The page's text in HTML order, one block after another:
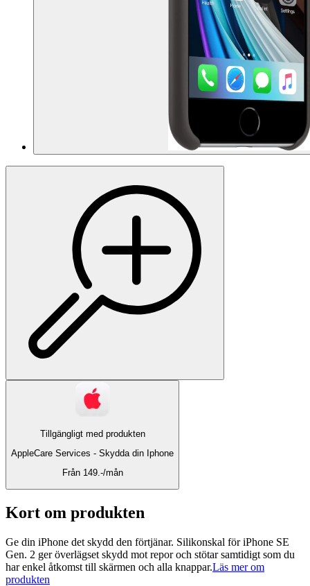
Tillgängligt med produkten
AppleCare Services - Skydda din Iphone
Från 149.-/mån
Kort om produkten
Ge din iPhone det skydd den förtjänar. Silikonskal för iPhone SE
Gen. 2 ger överlägset skydd mot repor och stötar samtidigt som du
har enkel åtkomst till skärmen och alla knappar.Läs mer om
produkten